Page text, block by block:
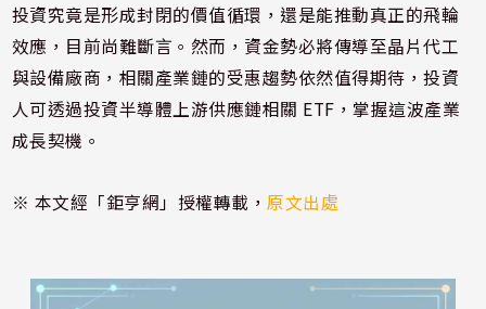
投資究竟是形成封閉的價值循環，還是能推動真正的飛輪
效應，目前尚難斷言。然而，資金勢必將傳導至晶片代工
與設備廠商，相關產業鏈的受惠趨勢依然值得期待，投資
人可透過投資半導體上游供應鏈相關 ETF，掌握這波產業
成長契機。
※ 本文經「鉅亨網」授權轉載，原文出處